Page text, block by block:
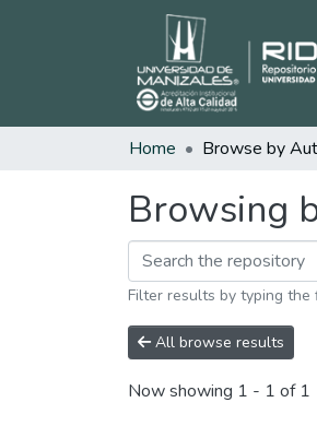
Home Browse by
Browsing
Filter results by typing
All browse results
Now showing 1 - 1 of 1